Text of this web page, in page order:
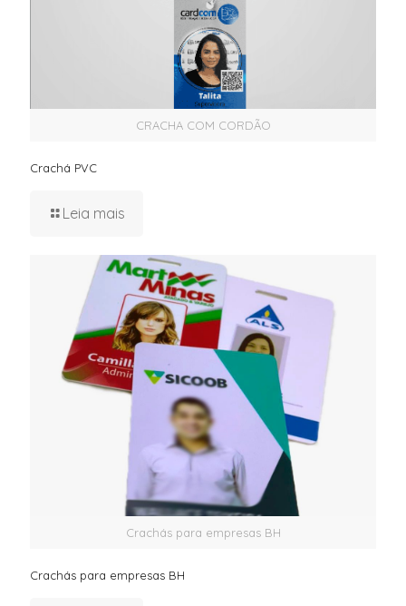
CRACHA COM CORDÃO
Crachá PVC
Leia mais
Crachás para empresas BH
Crachás para empresas BH